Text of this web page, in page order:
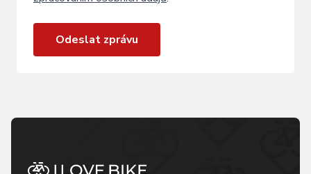
Odeslat zprávu